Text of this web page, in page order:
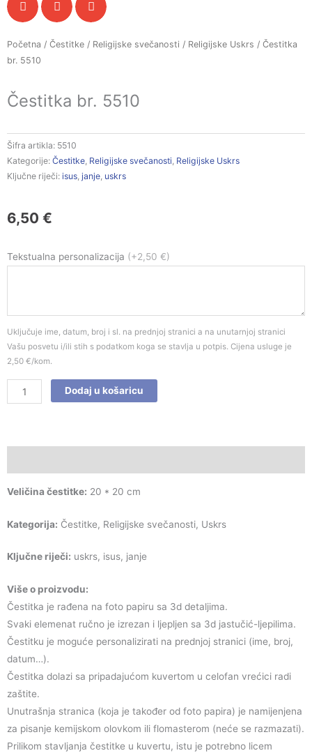
Početna / Čestitke / Religijske svečanosti / Religijske Uskrs / Čestitka
br. 5510
Čestitka br. 5510
Šifra artikla: 5510
Kategorije: Čestitke Religijske svečanosti Religijske Uskrs
Ključne riječi: isus janje uskrs
6,50 €
Tekstualna personalizacija (+2,50 €)
Uključuje ime, datum, broj i sl. na prednjoj stranici a na unutarnjoj stranici
Vašu posvetu i/ili stih s podatkom koga se stavlja u potpis. Cijena usluge je
2,50 €/kom.
Čestitka
Dodaj u košaricu
Veličina čestitke: 20 * 20 cm
Kategorija: Čestitke, Religijske svečanosti, Uskrs
Ključne riječi: uskrs, isus, janje
Više o proizvodu:
Čestitka je rađena na foto papiru sa 3d detaljima.
Svaki elemenat ručno je izrezan i ljepljen sa 3d jastučić-ljepilima.
Čestitku je moguće personalizirati na prednjoj stranici (ime, broj,
datum…).
Čestitka dolazi sa pripadajućom kuvertom u celofan vrećici radi
zaštite.
Unutrašnja stranica (koja je također od foto papira) je namijenjena
za pisanje kemijskom olovkom ili flomasterom (neće se razmazati).
Prilikom stavljanja čestitke u kuvertu, istu je potrebno licem